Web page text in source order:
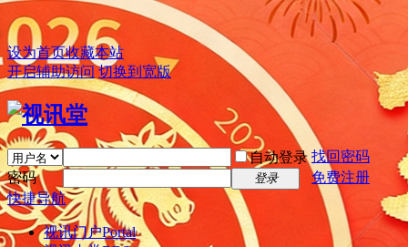
设为首页收藏本站
开启辅助访问 切换到宽版
自动登录 找回密码
密码
登录
免费注册
快捷导航
视讯门户Portal